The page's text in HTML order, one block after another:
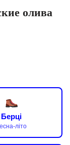
олива
Берці
літо